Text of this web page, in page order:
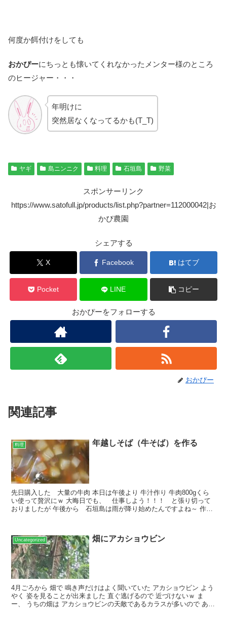
何度か餌付けをしても
おかぴーにちっとも懐いてくれなかったメンター様のところ
のヒージャー・・・
年明けに
突然居なくなってるかも(T_T)
ヤギ 島ニンニク 料理 石垣島 野菜
スポンサーリンク
https://www.satofull.jp/products/list.php?partner=112000042|お
かぴ農園
シェアする
X Facebook はてブ
Pocket LINE コピー
おかぴーをフォローする
おかぴー
関連記事
料理 年越しそば（牛そば）を作る
先日購入した 大量の牛肉 本日は午後より 牛汁作り 牛肉800gくら
い使って贅沢にｗ 大晦日でも、 仕事しよう！！！ と張り切って
おりましたが 午後から 石垣島は雨が降り始めたんですよね～ 作業
Uncategorized 畑にアカショウビン
4月ごろから 畑で 鳴き声だけはよく聞いていた アカショウビン よう
やく 姿を見ることが出来ました 直ぐ逃げるので 近づけないｗ ま
ー、 うちの畑は アカショウビンの天敵であるカラスが多いので あま